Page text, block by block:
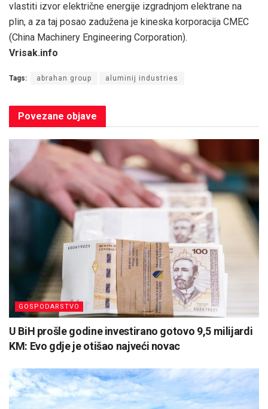
vlastiti izvor električne energije izgradnjom elektrane na
plin, a za taj posao zadužena je kineska korporacija CMEC
(China Machinery Engineering Corporation).
Vrisak.info
Tags: abrahan group aluminij industries
Povezane objave
GOSPODARSTVO
U BiH prošle godine investirano gotovo 9,5 milijardi
KM: Evo gdje je otišao najveći novac